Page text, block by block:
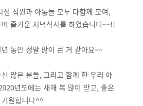
설 직원과 아동들 모두 다함께 모여,
즐거운 저녁식사를 하였습니다~~!!
동안 정말 많이 큰 거 같아요~~
많은 분들, 그리고 함께 한 우리 아
년도에는 새해 복 많이 받고, 좋은
원합니다^^